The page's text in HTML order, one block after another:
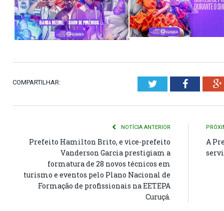
COMPARTILHAR: Twitter
NOTÍCIA ANTERIOR
Prefeito Hamilton Brito, e vice-prefeito
Vanderson Garcia prestigiam a
formatura de 28 novos técnicos em
turismo e eventos pelo Plano Nacional de
Formação de profissionais na EETEPA
Curuçá.
A